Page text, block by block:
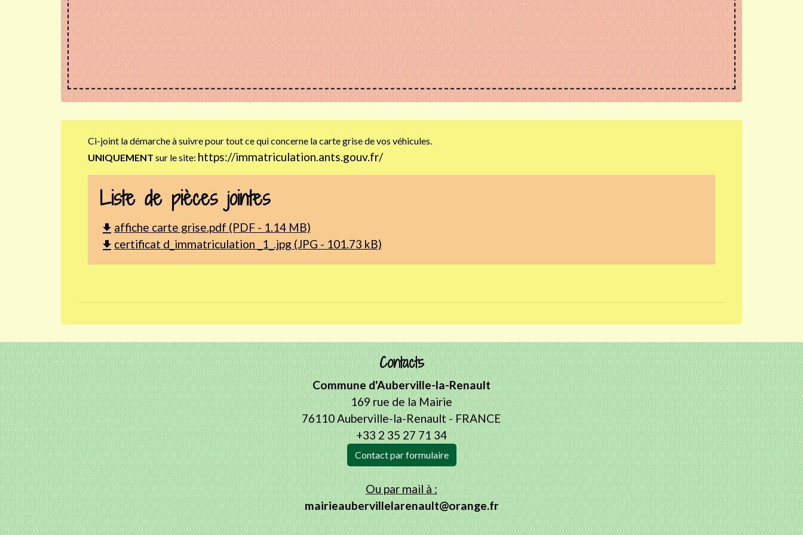
Ci-joint la démarche à suivre pour tout ce qui concerne la carte grise de vos véhicules.
UNIQUEMENT sur le site: https://immatriculation.ants.gouv.fr/
Liste de pièces jointes
file_download affiche carte grise.pdf (PDF - 1.14 MB)
file_download certificat d_immatriculation _1_.jpg (JPG - 101.73 kB)
Contacts
Commune d'Auberville-la-Renault
169 rue de la Mairie
76110 Auberville-la-Renault - FRANCE
+33 2 35 27 71 34
Contact par formulaire
Ou par mail à :
mairieaubervillelarenault@orange.fr